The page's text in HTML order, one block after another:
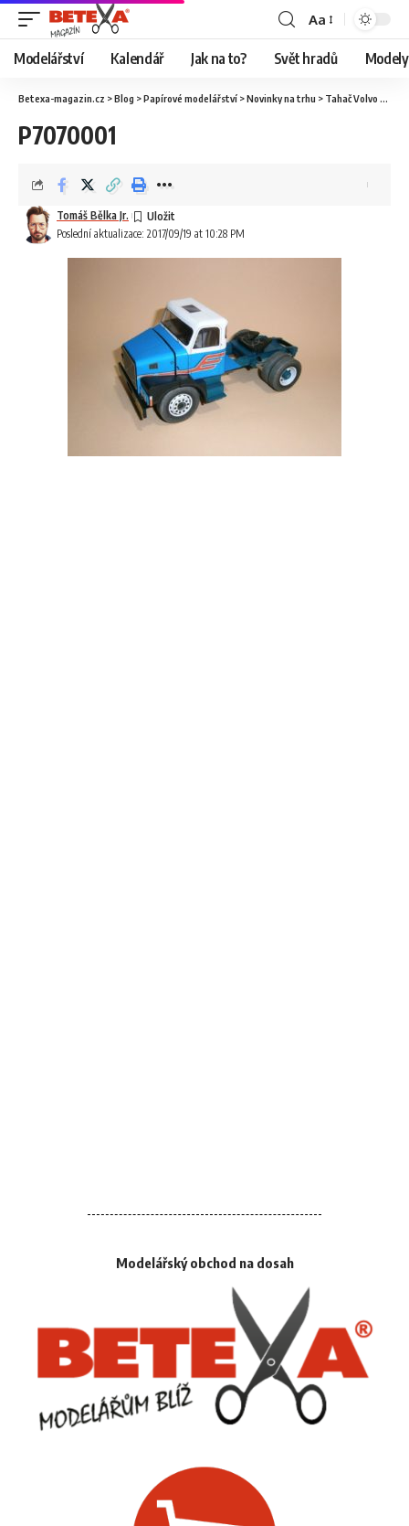
Aa
Modelářství Kalendář Jak na to? Svět hradů
Betexa-magazin.cz >Blog >Papírové modelářství >Novinky na trhu > Tahač Volvo N10 s cisternou
P7070001
Poslední aktualizace: 2017/09/19 at 10:28 PM
Tomáš Bělka Jr.
Modelářský obchod na dosah